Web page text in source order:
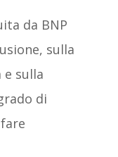
da BNP
sulla
e sulla
di